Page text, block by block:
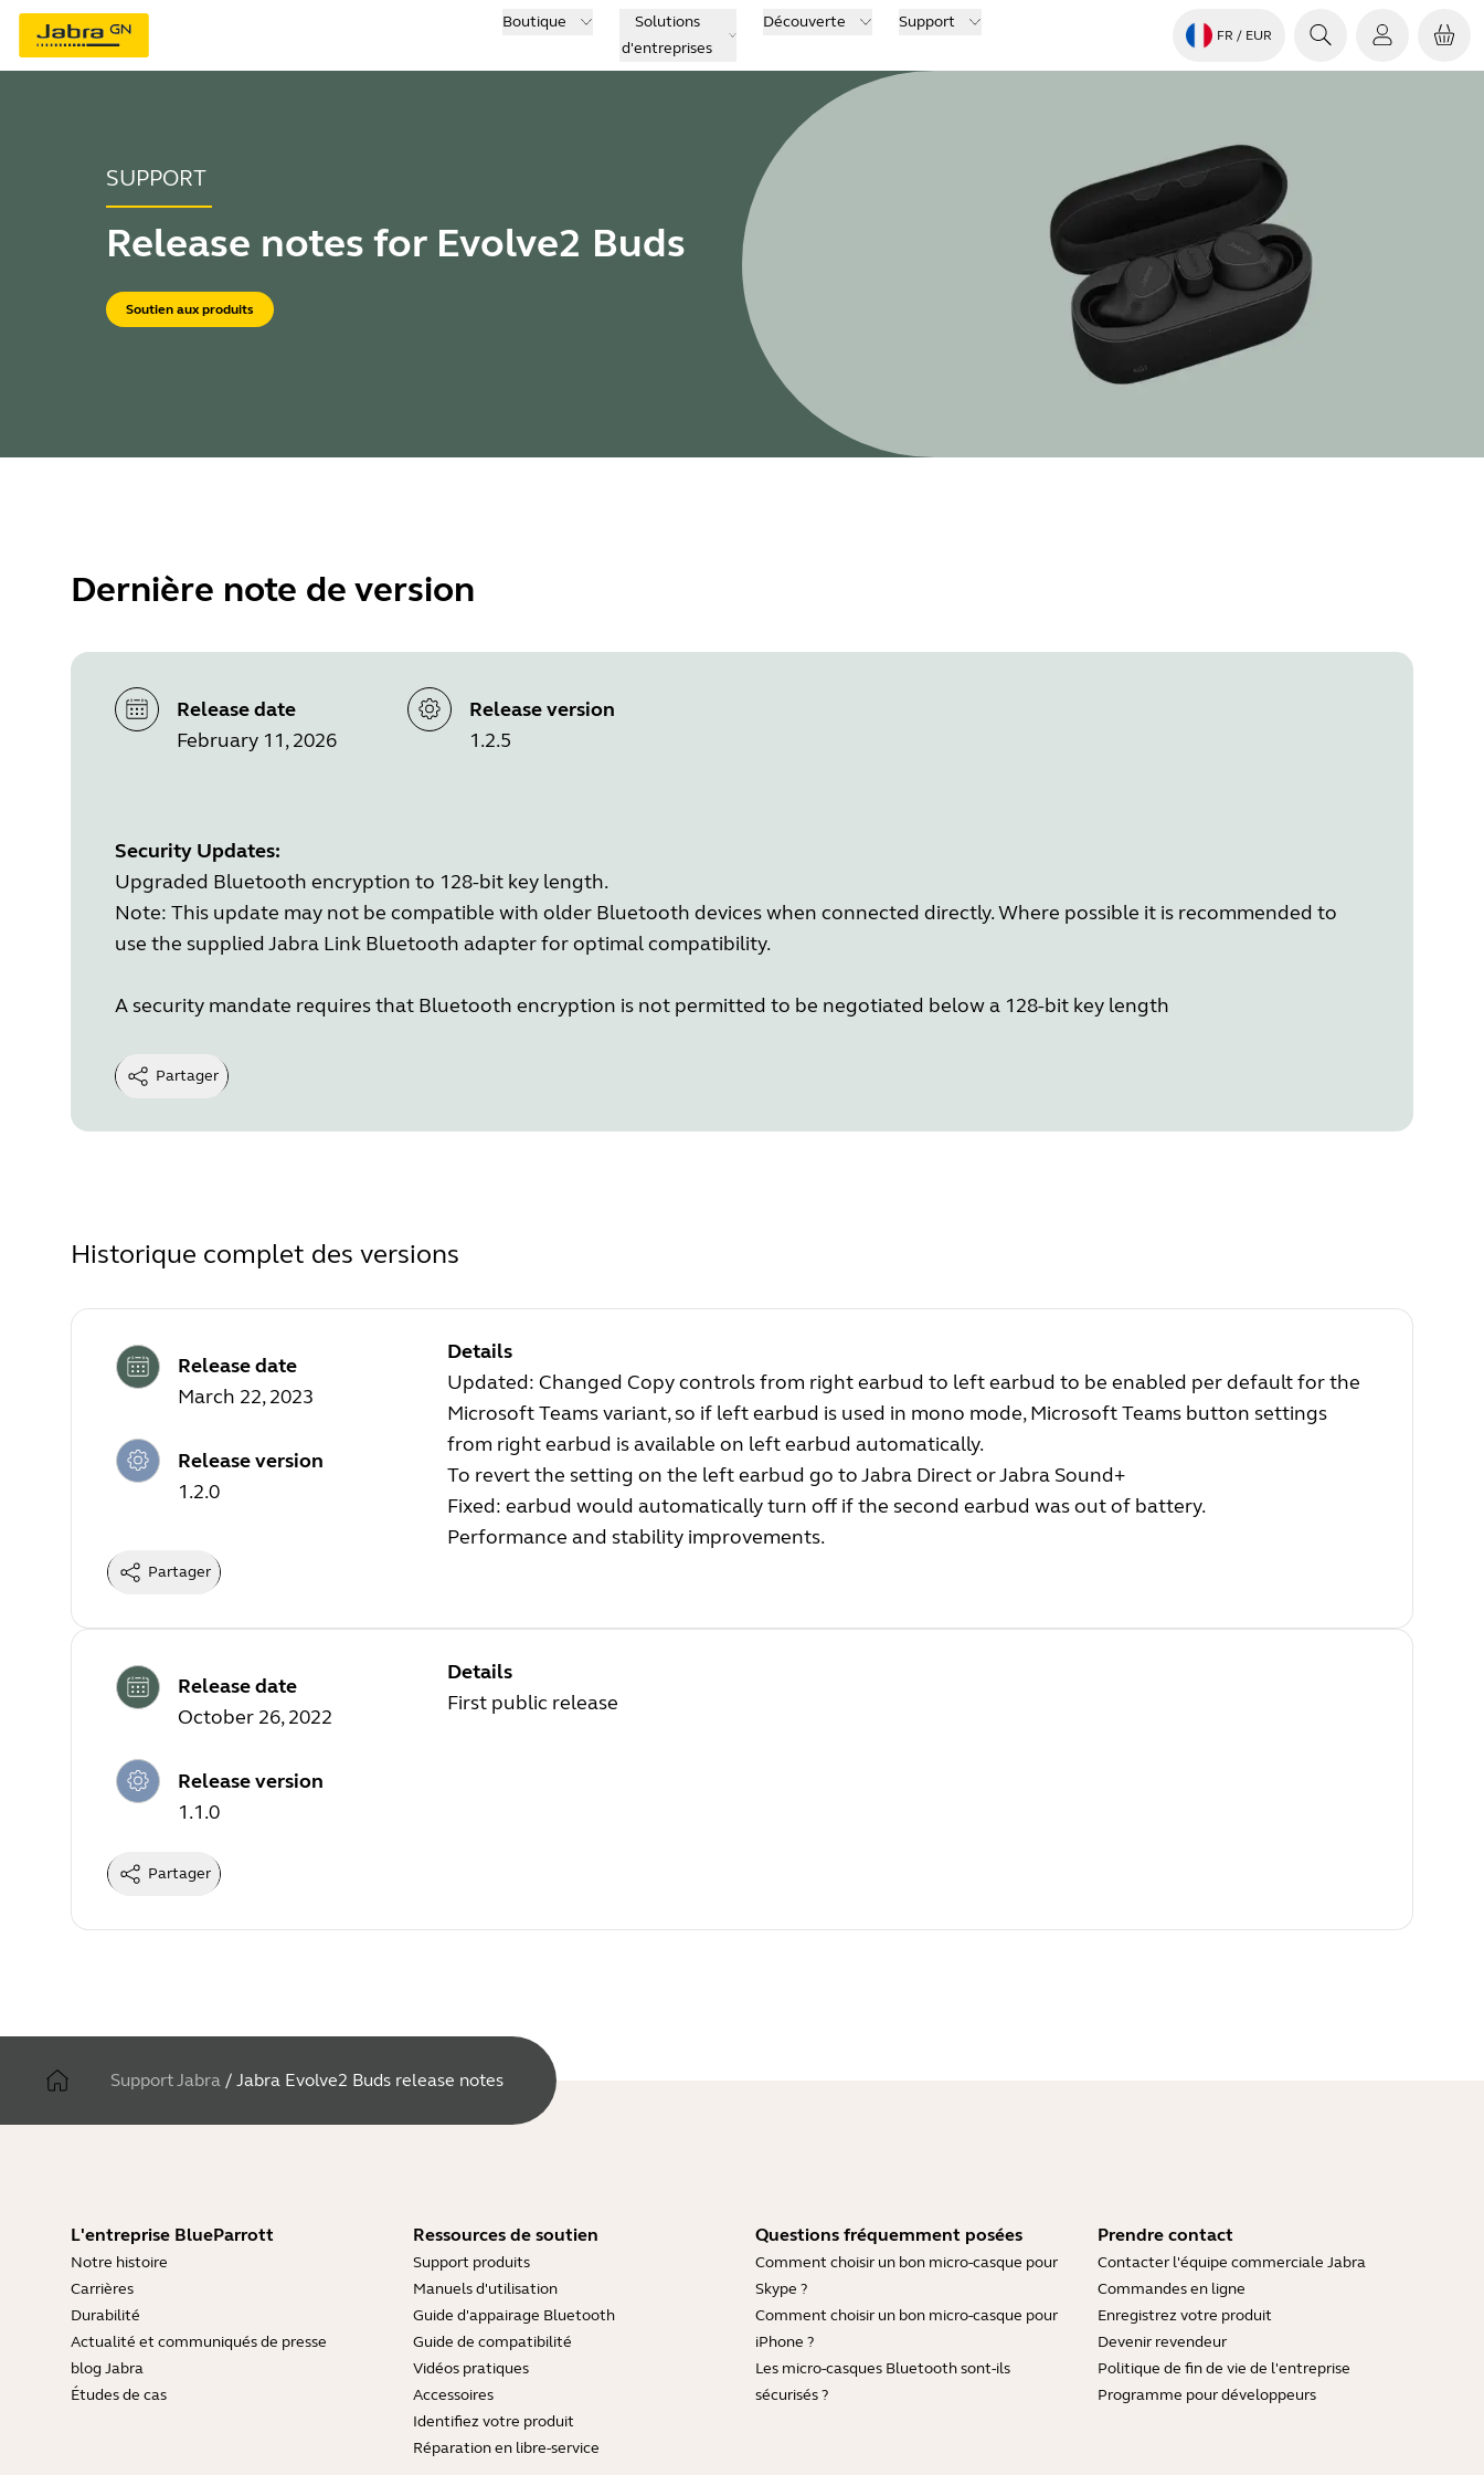
Boutique
Solutions
d'entreprises
Découverte Support
FR / EUR
SUPPORT
Release notes for Evolve2 Buds
Soutien aux produits
Dernière note de version
Release date
February 11, 2026
Release version
1.2.5
Security Updates:
Upgraded Bluetooth encryption to 128-bit key length.
Note: This update may not be compatible with older Bluetooth devices when connected directly. Where possible it is recommended to
use the supplied Jabra Link Bluetooth adapter for optimal compatibility.
A security mandate requires that Bluetooth encryption is not permitted to be negotiated below a 128-bit key length
Partager
Historique complet des versions
Release date
March 22, 2023
Release version
1.2.0
Details
Updated: Changed Copy controls from right earbud to left earbud to be enabled per default for the
Microsoft Teams variant, so if left earbud is used in mono mode, Microsoft Teams button settings
from right earbud is available on left earbud automatically.
To revert the setting on the left earbud go to Jabra Direct or Jabra Sound+
Fixed: earbud would automatically turn off if the second earbud was out of battery.
Performance and stability improvements.
Partager
Release date
October 26, 2022
Release version
1.1.0
Details
First public release
Partager
Support Jabra / Jabra Evolve2 Buds release notes
L'entreprise BlueParrott
Notre histoire
Carrières
Durabilité
Actualité et communiqués de presse
blog Jabra
Études de cas
Ressources de soutien
Support produits
Manuels d'utilisation
Guide d'appairage Bluetooth
Guide de compatibilité
Vidéos pratiques
Accessoires
Identifiez votre produit
Réparation en libre-service
Questions fréquemment posées
Comment choisir un bon micro-casque pour
Skype ?
Comment choisir un bon micro-casque pour
iPhone ?
Les micro-casques Bluetooth sont-ils
sécurisés ?
Prendre contact
Contacter l'équipe commerciale Jabra
Commandes en ligne
Enregistrez votre produit
Devenir revendeur
Politique de fin de vie de l'entreprise
Programme pour développeurs